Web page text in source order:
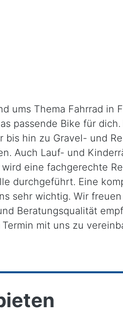
ums Thema Fahrrad in
passende Bike für
hin zu Gravel- und
Auch Lauf- und
eine fachgerechte
durchgeführt. Eine
sehr wichtig. Wir
Beratungsqualität
mit uns zu